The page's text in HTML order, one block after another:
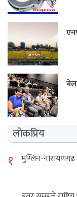
लोकप्रिय
१ मुग्लिन-